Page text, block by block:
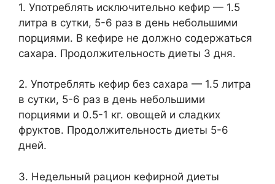
1. Употреблять исключительно кефир — 1.5
литра в сутки, 5-6 раз в день небольшими
порциями. В кефире не должно содержаться
сахара. Продолжительность диеты 3 дня.
2. Употреблять кефир без сахара — 1.5 литра
в сутки, 5-6 раз в день небольшими
порциями и 0.5-1 кг. овощей и сладких
фруктов. Продолжительность диеты 5-6
дней.
3. Недельный рацион кефирной диеты